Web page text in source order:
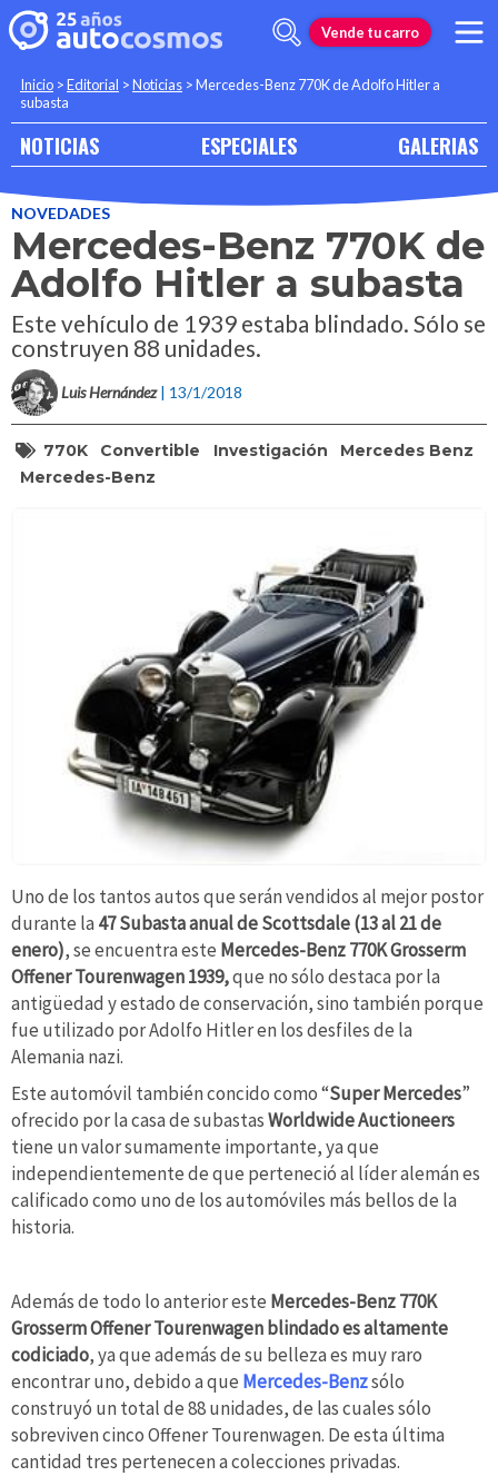
Vende tu carro
Inicio >Editorial >Noticias >Mercedes-Benz 770K de Adolfo Hitler a
subasta
NOTICIAS ESPECIALES GALERIAS
NOVEDADES
Mercedes-Benz 770K de
Adolfo Hitler a subasta
Este vehículo de 1939 estaba blindado. Sólo se
construyen 88 unidades.
Luis Hernández | 13/1/2018
770K Convertible Investigación
Mercedes Benz
Mercedes-Benz
Uno de los tantos autos que serán vendidos al mejor postor
durante la 47 Subasta anual de Scottsdale (13 al 21 de
enero), se encuentra este Mercedes-Benz 770K Grosserm
Offener Tourenwagen 1939,que no sólo destaca por la
antigüedad y estado de conservación, sino también porque
fue utilizado por Adolfo Hitler en los desfiles de la
Alemania nazi.
Este automóvil también concido como “Super Mercedes”
ofrecido por la casa de subastasWorldwide Auctioneers
tiene un valor sumamente importante, ya que
independientemente de que perteneció al líder alemán es
calificado como uno de los automóviles más bellos de la
historia.
Además de todo lo anterior este Mercedes-Benz 770K
Grosserm Offener Tourenwagen blindado es altamente
codiciado, ya que además de su belleza es muy raro
encontrar uno, debido a que Mercedes-Benzsólo
construyó un total de 88 unidades, de las cuales sólo
sobreviven cinco Offener Tourenwagen. De esta última
cantidad tres pertenecen a colecciones privadas.